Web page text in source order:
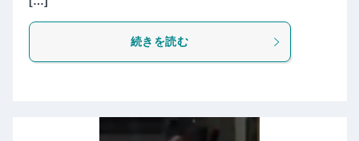
続きを読む